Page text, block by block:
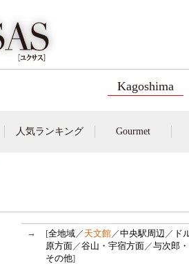
Kagoshima
人気ランキング Gourmet
→ [全地域／ 天文館／中央駅周辺 ／ ド
原方面／谷山・宇宿方面／与次郎
その他]